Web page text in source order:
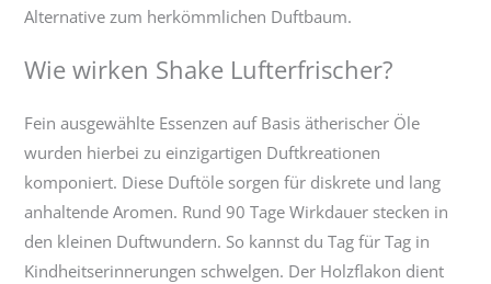
Alternative zum herkömmlichen Duftbaum.
Wie wirken Shake Lufterfrischer?
Fein ausgewählte Essenzen auf Basis ätherischer Öle
wurden hierbei zu einzigartigen Duftkreationen
komponiert. Diese Duftöle sorgen für diskrete und lang
anhaltende Aromen. Rund 90 Tage Wirkdauer stecken in
den kleinen Duftwundern. So kannst du Tag für Tag in
Kindheitserinnerungen schwelgen. Der Holzflakon dient